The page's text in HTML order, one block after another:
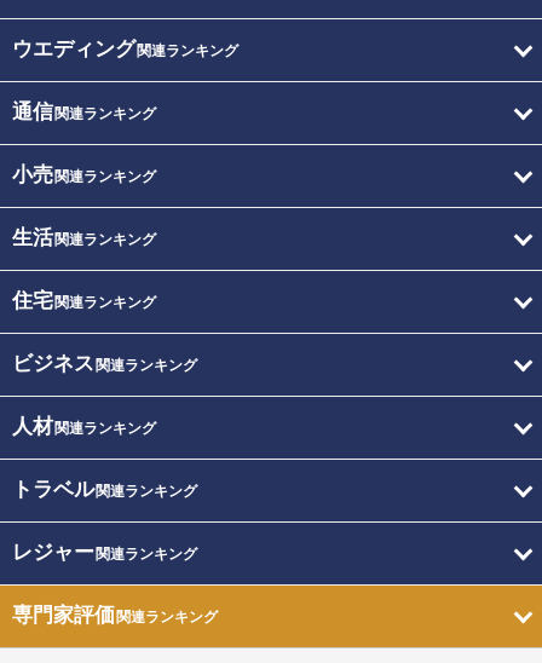
ウエディング関連ランキング
通信関連ランキング
小売関連ランキング
生活関連ランキング
住宅関連ランキング
ビジネス 関連ランキング
人材関連ランキング
トラベル関連ランキング
レジャー関連ランキング
専門家評価関連ランキング